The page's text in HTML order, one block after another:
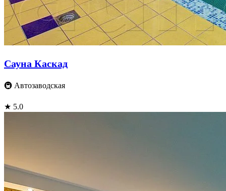
Сауна Каскад
🚇 Автозаводская
★ 5.0